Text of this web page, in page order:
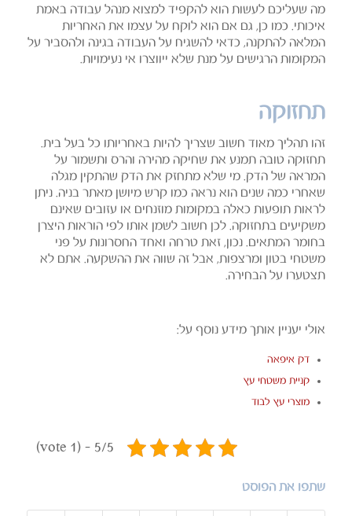
מה שעליכם לעשות הוא להקפיד למצוא מנהל עבודה באמת
איכותי. כמו כן, גם אם הוא לוקח על עצמו את האחריות
המלאה להתקנה, כדאי להשגיח על העבודה בגינה ולהסביר על
המקומות הרגישים על מנת שלא ייווצרו אי נעימויות.
תחזוקה
זהו תהליך מאוד חשוב שצריך להיות באחריותו כל בעל בית.
תחזוקה טובה תמנע את שחיקה מהירה והרס ותשמור על
המראה של הדק. מי שלא מתחזק את הדק שהתקין מגלה
שאחרי כמה שנים הוא נראה כמו קרש מיושן מאתר בניה. ניתן
לראות תופעות כאלה במקומות מוזנחים או עזובים שאינם
משקיעים בתחזוקה. לכן חשוב לשמן אותו לפי הוראות היצרן
בחומר המתאים. נכון, זאת טרחה ואחד החסרונות על פני
משטחי בטון ומרצפות, אבל זה שווה את ההשקעה. אתם לא
תצטערו על הבחירה.
אולי יעניין אותך מידע נוסף על:
דק איפאה
קניית משטחי עץ
מוצרי עץ לבוד
5/5 - (1 vote)
שתפו את הפוסט